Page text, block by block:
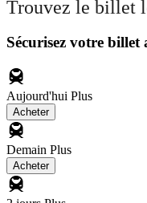
Trouvez le billet
Sécurisez votre
Aujourd'hui Plus
Acheter
Demain Plus
Acheter